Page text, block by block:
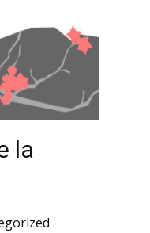
la